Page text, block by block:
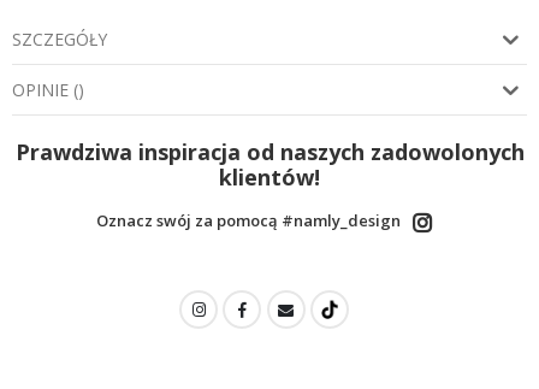
SZCZEGÓŁY
OPINIE ()
Prawdziwa inspiracja od naszych zadowolonych
klientów!
Oznacz swój za pomocą #namly_design